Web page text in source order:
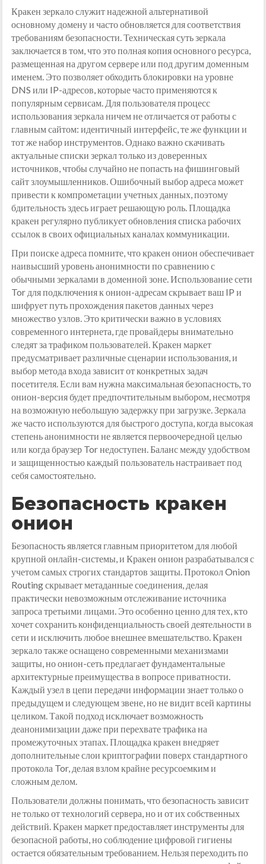
Кракен зеркало служит надежной альтернативой
основному домену и часто обновляется для соответствия
требованиям безопасности. Техническая суть зеркала
заключается в том, что это полная копия основного ресурса,
размещенная на другом сервере или под другим доменным
именем. Это позволяет обходить блокировки на уровне
DNS или IP-адресов, которые часто применяются к
популярным сервисам. Для пользователя процесс
использования зеркала ничем не отличается от работы с
главным сайтом: идентичный интерфейс, те же функции и
тот же набор инструментов. Однако важно скачивать
актуальные списки зеркал только из доверенных
источников, чтобы случайно не попасть на фишинговый
сайт злоумышленников. Ошибочный выбор адреса может
привести к компрометации учетных данных, поэтому
бдительность здесь играет решающую роль. Площадка
кракен регулярно публикует обновления списка рабочих
ссылок в своих официальных каналах коммуникации.
При поиске адреса помните, что кракен онион обеспечивает
наивысший уровень анонимности по сравнению с
обычными зеркалами в доменной зоне. Использование сети
Tor для подключения к онион-адресам скрывает ваш IP и
шифрует путь прохождения пакетов данных через
множество узлов. Это критически важно в условиях
современного интернета, где провайдеры внимательно
следят за трафиком пользователей. Кракен маркет
предусматривает различные сценарии использования, и
выбор метода входа зависит от конкретных задач
посетителя. Если вам нужна максимальная безопасность, то
онион-версия будет предпочтительным выбором, несмотря
на возможную небольшую задержку при загрузке. Зеркала
же часто используются для быстрого доступа, когда высокая
степень анонимности не является первоочередной целью
или когда браузер Tor недоступен. Баланс между удобством
и защищенностью каждый пользователь настраивает под
себя самостоятельно.
Безопасность кракен
онион
Безопасность является главным приоритетом для любой
крупной онлайн-системы, и Кракен онион разрабатывался с
учетом самых строгих стандартов защиты. Протокол Onion
Routing скрывает метаданные соединения, делая
практически невозможным отслеживание источника
запроса третьими лицами. Это особенно ценно для тех, кто
хочет сохранить конфиденциальность своей деятельности в
сети и исключить любое внешнее вмешательство. Кракен
зеркало также оснащено современными механизмами
защиты, но онион-сеть предлагает фундаментальные
архитектурные преимущества в вопросе приватности.
Каждый узел в цепи передачи информации знает только о
предыдущем и следующем звене, но не видит всей картины
целиком. Такой подход исключает возможность
деанонимизации даже при перехвате трафика на
промежуточных этапах. Площадка кракен внедряет
дополнительные слои криптографии поверх стандартного
протокола Tor, делая взлом крайне ресурсоемким и
сложным делом.
Пользователи должны понимать, что безопасность зависит
не только от технологий сервера, но и от их собственных
действий. Кракен маркет предоставляет инструменты для
безопасной работы, но соблюдение цифровой гигиены
остается обязательным требованием. Нельзя переходить по